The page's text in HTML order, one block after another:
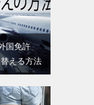
国免許
える方法